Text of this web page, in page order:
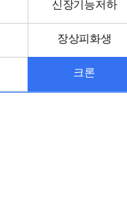
신장기능저하
장상피화생
크론